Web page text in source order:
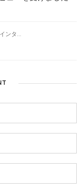
ンタ...